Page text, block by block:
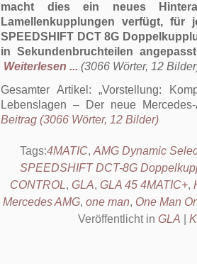
macht dies ein neues
Lamellenkupplungen verfügt, für
SPEEDSHIFT DCT 8G
in Sekundenbruchteilen
Weiterlesen ... (3066 Wörter, 12
Gesamter Artikel: Vorstellung:
Lebenslagen – Der neue
Beitrag (3066 Wörter, 12 Bilder)
Tags:4MATIC, AMG Dynamic
SPEEDSHIFT DCT-8G
CONTROL, GLA, GLA 45 4MATIC+,
Mercedes AMG, one man, One Man
Veröffentlicht in GLA